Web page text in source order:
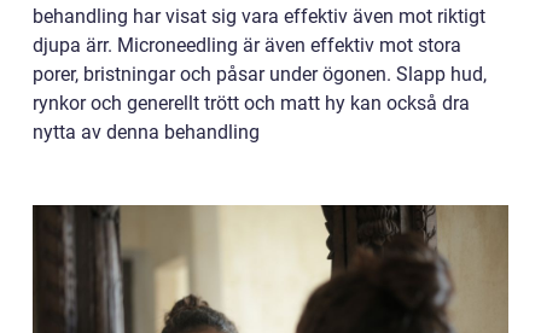
behandling har visat sig vara effektiv även mot riktigt
djupa ärr. Microneedling är även effektiv mot stora
porer, bristningar och påsar under ögonen. Slapp hud,
rynkor och generellt trött och matt hy kan också dra
nytta av denna behandling